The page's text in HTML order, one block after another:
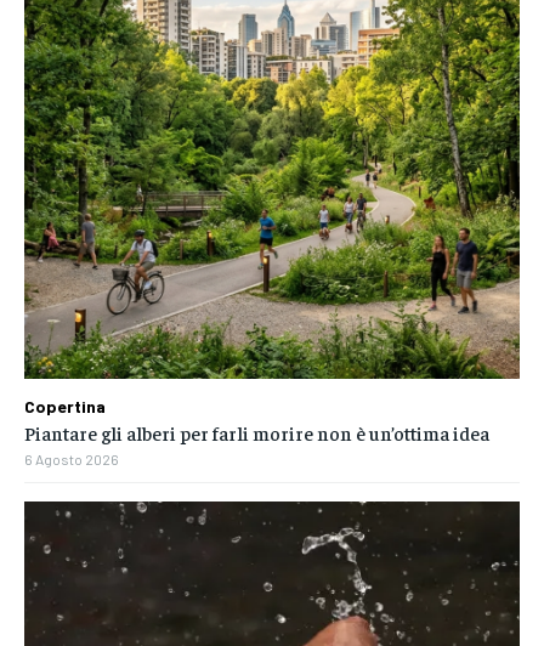
Copertina
Piantare gli alberi per farli morire non è un’ottima idea
6 Agosto 2026